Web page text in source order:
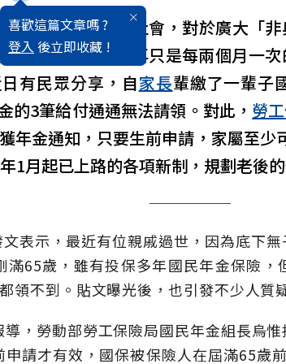
喜歡這篇文章嗎 ?
登入 後立即收藏 !
正加速步入超高齡社會，對於廣大「
年金（國保）不再只是每兩個月一
有民眾分享，自家長輩繳了一輩子
的3筆給付通通無法請領。對此， 勞工
年金通知，只要生前申請，家屬至少
1月起已上路的各項新制，規劃老後
表示，最近有位親戚過世，因為底下
滿65歲，雖有投保多年國民年金保險，
領不到。貼文曝光後，也引發不少人質
，勞動部勞工保險局國民年金組長烏
申請才有效，國保被保險人在屆滿65歲